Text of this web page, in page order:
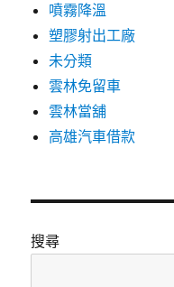
噴霧降溫
塑膠射出工廠
未分類
雲林免留車
雲林當舖
高雄汽車借款
搜尋